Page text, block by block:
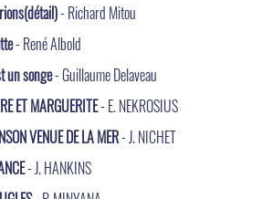
- Richard Mitou
- René Albold
un songe- Guillaume Delaveau
ET MARGUERITE- E. NEKROSIUS
VENUE DE LA MER- J. NICHET
- J. HANKINS